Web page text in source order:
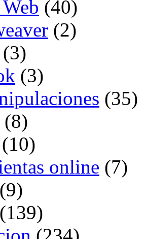
(40)
(2)
(3)
(3)
(35)
(8)
(10)
online (7)
(9)
(139)